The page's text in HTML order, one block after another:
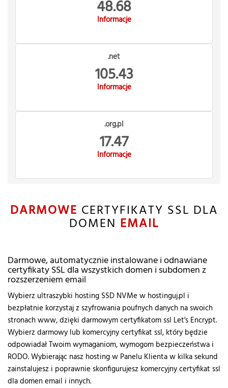
48.68
Informacje
.net
105.43
Informacje
.org.pl
17.47
Informacje
DARMOWE CERTYFIKATY SSL DLA
DOMEN EMAIL
Darmowe, automatycznie instalowane i odnawiane
certyfikaty SSL dla wszystkich domen i subdomen z
rozszerzeniem email
Wybierz ultraszybki hosting SSD NVMe w hostinguj.pl i
bezpłatnie korzystaj z szyfrowania poufnych danych na swoich
stronach www, dzięki darmowym certyfikatom ssl Let's Encrypt.
Wybierz darmowy lub komercyjny certyfikat ssl, który będzie
odpowiadał Twoim wymaganiom, wymogom bezpieczeństwa i
RODO. Wybierając nasz hosting w Panelu Klienta w kilka sekund
zainstalujesz i poprawnie skonfigurujesz komercyjny certyfikat ssl
dla domen email i innych.